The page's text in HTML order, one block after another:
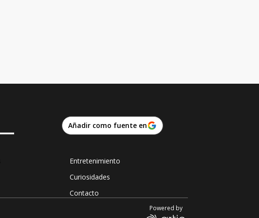
Añadir como fuente en
Entretenimiento
Curiosidades
Contacto
Powered by